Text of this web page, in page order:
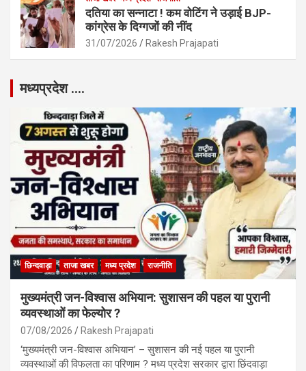
दतिया का सन्नाटा ! कम वोटिंग ने उड़ाई BJP-
कांग्रेस के दिग्गजों की नींद
31/07/2026 Rakesh Prajapati
मध्यप्रदेश ….
छिन्दवाड़ा ताजा खबर मध्य प्रदेश राजनीति
मुख्यमंत्री जन-विश्वास अभियान: सुशासन की पहल या पुरानी
व्यवस्थाओं का फेल्योर ?
07/08/2026 Rakesh Prajapati
‘मुख्यमंत्री जन-विश्वास अभियान’ – सुशासन की नई पहल या पुरानी
व्यवस्थाओं की विफलता का परिणाम ? मध्य प्रदेश सरकार द्वारा छिंदवाड़ा